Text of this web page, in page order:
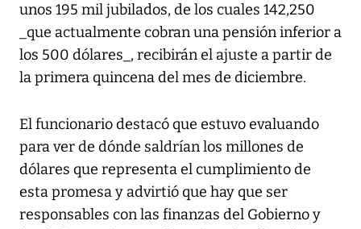
unos 195 mil jubilados, de los cuales 142,250
_que actualmente cobran una pensión inferior a
los 500 dólares_, recibirán el ajuste a partir de
la primera quincena del mes de diciembre.
El funcionario destacó que estuvo evaluando
para ver de dónde saldrían los millones de
dólares que representa el cumplimiento de
esta promesa y advirtió que hay que ser
responsables con las finanzas del Gobierno y